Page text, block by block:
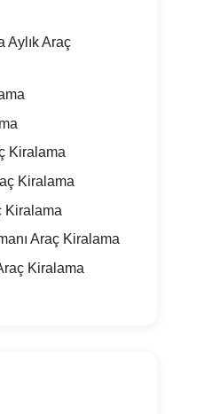
Aylık Araç
Kiralama
Kiralama
Kiralama
Araç Kiralama
Kiralama